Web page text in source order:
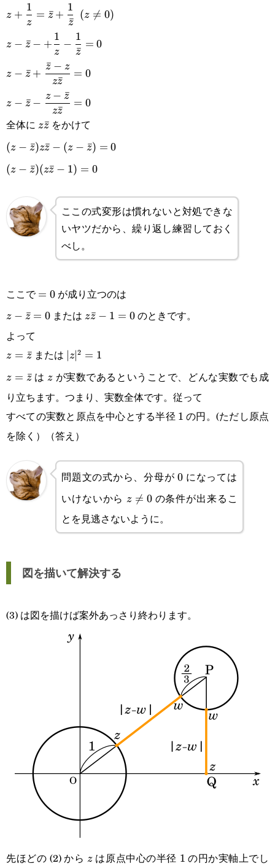
\displaystyle
z+\frac{1}
{z}=\bar{z}+\frac{1}
{\bar
z}\enspace(z\not =0)
z +
z
1
= z
ˉ+
z
ˉ
1
(z 
= 0)
\displaystyle
z-\bar z-
+\frac{1}
{z}-\frac{1}
{\bar z}=0
z − z
ˉ− +
z
1
−
z
ˉ
1
= 0
\displaystyle
z+\frac{\bar
z-z}{z\bar
z}=0
z − z
ˉ+
zz
ˉ
z
ˉ − z
= 0
\displaystyle
z-\bar z-
\frac{z-\bar
z − z
ˉ−
zz
ˉ
z − z
ˉ
= 0
全体に z\bar
z
zz
ˉをかけて
(z-\bar
z)z\bar
\bar
z)=0
(z − z
ˉ)zz
ˉ − (z − z
ˉ) = 0
(z-
z)
(z\bar
(z − z
ˉ)(zz
ˉ − 1) = 0
ここの式変形は慣れないと対処できな
いヤツだから、繰り返し練習しておく
べし。
ここで=0
= 0が成り立つのは
z-
\bar
z=0
z − z
ˉ = 0 またはz\bar
1=0
zz
ˉ − 1 = 0のときです。
よって
z=\bar
z
z = z
ˉまたは |z|^2=1
z∣2 = 1
z=\bar
z
z = z
ˉはz
z が実数であるということで、どんな実数でも成
り立ちます。つまり、実数全体です。従って
すべての実数と原点を中心とする半径 1
1 の円。(ただし原点
を除く）（答え）
問題文の式から、分母が0
0 になっては
いけないからz\not
=0
z 
= 0の条件が出来るこ
とを見逃さないように。
図を描いて解決する
(3) は図を描けば案外あっさり終わります。
先ほどの (2) からz
zは原点中心の半径 1
1 の円か実軸上でし